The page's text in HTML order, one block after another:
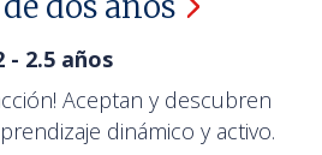
- 2.5 años
Aceptan y descubren
dinámico y activo.